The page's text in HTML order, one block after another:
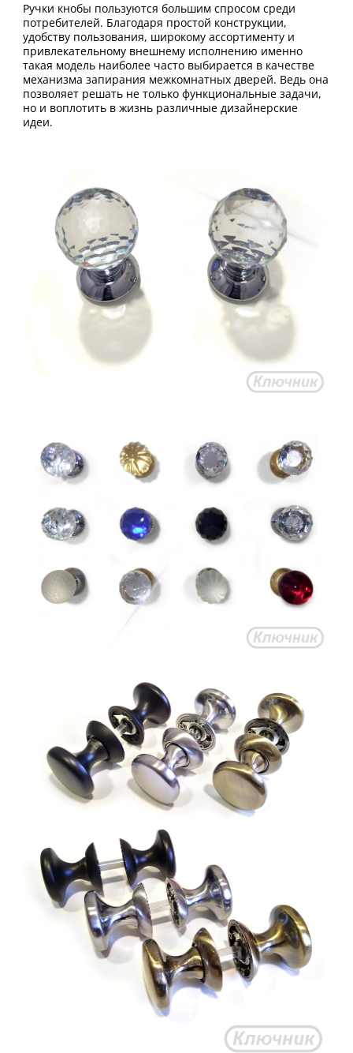
Ручки кнобы пользуются большим спросом среди
потребителей. Благодаря простой конструкции,
удобству пользования, широкому ассортименту и
привлекательному внешнему исполнению именно
такая модель наиболее часто выбирается в качестве
механизма запирания межкомнатных дверей. Ведь она
позволяет решать не только функциональные задачи,
но и воплотить в жизнь различные дизайнерские
идеи.